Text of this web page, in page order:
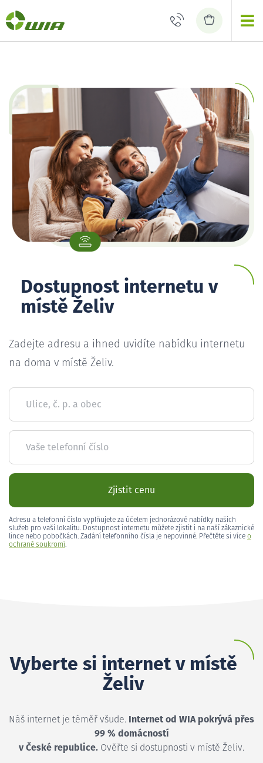
Dostupnost internetu v
místě Želiv
Zadejte adresu a ihned uvidíte nabídku internetu
na doma v místě Želiv.
Ulice, č. p. a obec
Vaše telefonní číslo
Zjistit cenu
Adresu a telefonní číslo vyplňujete za účelem jednorázové nabídky našich
služeb pro vaši lokalitu. Dostupnost internetu můžete zjistit i na naší zákaznické
lince nebo pobočkách. Zadání telefonního čísla je nepovinné. Přečtěte si více o
ochraně soukromí.
Vyberte si internet v místě
Želiv
Náš internet je téměř všude. Internet od WIA pokrývá přes
99 % domácností
v České republice. Ověřte si dostupnosti v místě Želiv.